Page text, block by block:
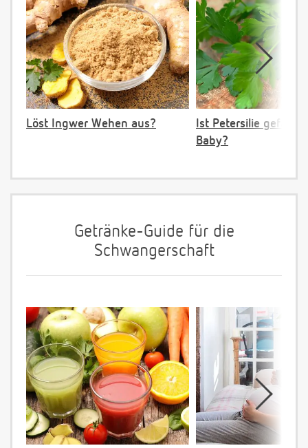
Löst Ingwer Wehen aus?
Ist Petersilie
Baby?
Getränke-Guide für die
Schwangerschaft